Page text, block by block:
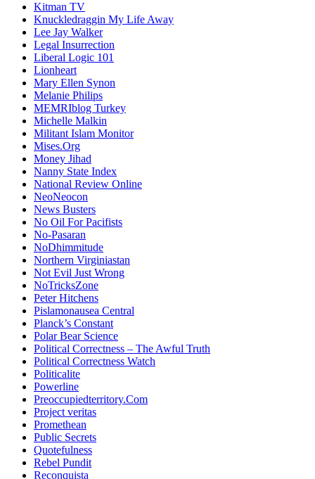
Kitman TV
Knuckledraggin My Life Away
Lee Jay Walker
Legal Insurrection
Liberal Logic 101
Lionheart
Mary Ellen Synon
Melanie Philips
MEMRIblog Turkey
Michelle Malkin
Militant Islam Monitor
Mises.Org
Money Jihad
Nanny State Index
National Review Online
NeoNeocon
News Busters
No Oil For Pacifists
No-Pasaran
NoDhimmitude
Northern Virginiastan
Not Evil Just Wrong
NoTricksZone
Peter Hitchens
Pislamonausea Central
Planck’s Constant
Polar Bear Science
Political Correctness – The Awful Truth
Political Correctness Watch
Politicalite
Powerline
Preoccupiedterritory.Com
Project veritas
Promethean
Public Secrets
Quotefulness
Rebel Pundit
Reconquista